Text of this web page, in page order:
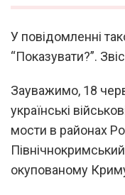
У повідомленні
“Показувати?”.
Зауважимо, 18
українські
мости в районах
окупованому